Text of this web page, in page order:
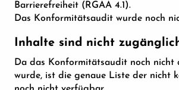
Barrierefreiheit (RGAA 4.1).
Das Konformitätsaudit wurde noch
Inhalte sind nicht
Da das Konformitätsaudit noch nicht
wurde, ist die genaue Liste der nicht